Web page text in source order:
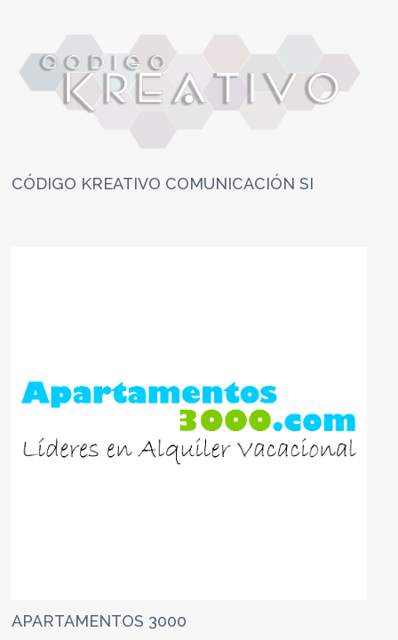
CÓDIGO KREATIVO COMUNICACIÓN SI
APARTAMENTOS 3000